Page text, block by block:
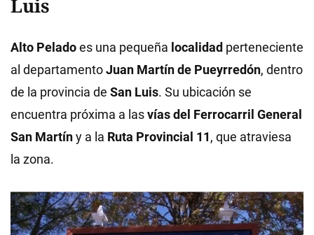
Luis
Alto Peladoes una pequeña localidad perteneciente
al departamentoJuan Martín de Pueyrredón, dentro
de la provincia de San Luis. Su ubicación se
encuentra próxima a lasvías del Ferrocarril General
San Martíny a la Ruta Provincial 11, que atraviesa
la zona.